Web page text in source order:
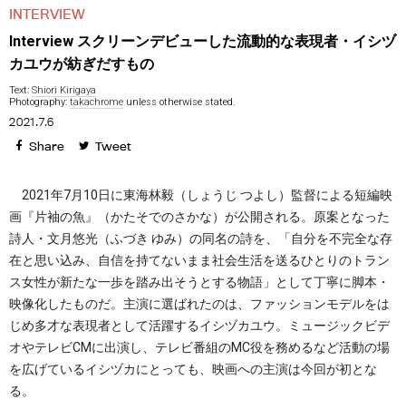
INTERVIEW
Interview スクリーンデビューした流動的な表現者・イシヅ
カユウが紡ぎだすもの
Text: Shiori Kirigaya
Photography: takachrome unless otherwise stated.
2021.7.6
Share Tweet
2021年7月10日に東海林毅（しょうじ つよし）監督による短編映
画『片袖の魚』（かたそでのさかな）が公開される。原案となった
詩人・文月悠光（ふづき ゆみ）の同名の詩を、「自分を不完全な存
在と思い込み、自信を持てないまま社会生活を送るひとりのトラン
ス女性が新たな一歩を踏み出そうとする物語」として丁寧に脚本・
映像化したものだ。主演に選ばれたのは、ファッションモデルをは
じめ多才な表現者として活躍するイシヅカユウ。ミュージックビデ
オやテレビCMに出演し、テレビ番組のMC役を務めるなど活動の場
を広げているイシヅカにとっても、映画への主演は今回が初とな
る。